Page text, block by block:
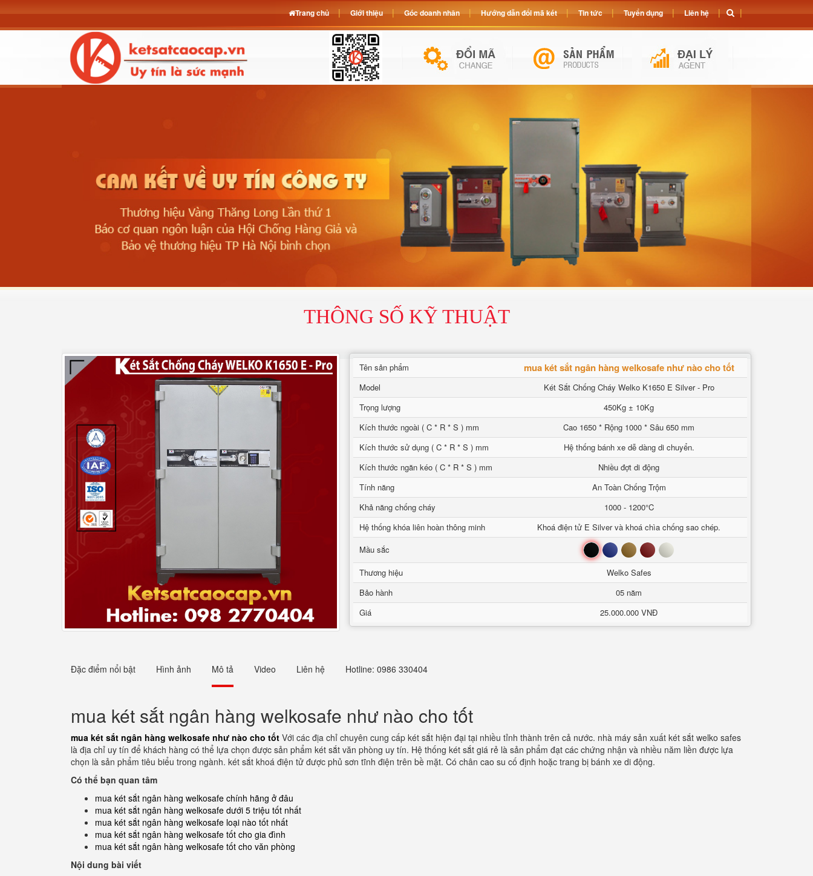
THÔNG SỐ KỸ THUẬT
Tên sản phẩm mua két sắt ngân hàng welkosafe như nào cho tốt
Model
Két Sắt Chống Cháy Welko K1650 E Silver - Pro
Trọng lượng
450Kg ± 10Kg
Kích thước ngoài ( C * R * S ) mm
Cao 1650 * Rộng 1000 * Sâu 650 mm
Kích thước sử dụng ( C * R * S ) mm
Hệ thống bánh xe dễ dàng di chuyển.
Kích thước ngăn kéo ( C * R * S ) mm
Nhiều đợt di động
Tính năng
An Toàn Chống Trộm
Khả năng chống cháy
1000 - 1200°C
Hệ thống khóa liên hoàn thông minh
Khoá điện tử E Silver và khoá chìa chống sao chép.
Mầu sắc
Đen Xanh Nâu Đỏ Trắng
Thương hiệu
Welko Safes
Bảo hành
05 năm
Giá
25.000.000 VNĐ
Đặc điểm nổi bật Hình ảnh Mô tả Video Liên hệ Hotline: 0986 330404
mua két sắt ngân hàng welkosafe như nào cho tốt
mua két sắt ngân hàng welkosafe như nào cho tốt Với các địa chỉ chuyên cung cấp két sắt hiện đại tại nhiều tỉnh thành trên cả nước. nhà máy sản xuất két sắt welko safes
là địa chỉ uy tín để khách hàng có thể lựa chọn được sản phẩm két sắt văn phòng uy tín. Hệ thống két sắt giá rẻ là sản phẩm đạt các chứng nhận và nhiều năm liền được lựa
chọn là sản phẩm tiêu biểu trong ngành. két sắt khoá điện tử được phủ sơn tĩnh điện trên bề mặt. Có chân cao su cố định hoặc trang bị bánh xe di động.
Có thể bạn quan tâm
mua két sắt ngân hàng welkosafe chính hãng ở đâu
mua két sắt ngân hàng welkosafe dưới 5 triệu tốt nhất
mua két sắt ngân hàng welkosafe loại nào tốt nhất
mua két sắt ngân hàng welkosafe tốt cho gia đình
mua két sắt ngân hàng welkosafe tốt cho văn phòng
Nội dung bài viết
Trang chủ Giới thiệu Góc doanh nhân Hướng dẫn đổi mã két Tin tức Tuyển dụng Liên hệ